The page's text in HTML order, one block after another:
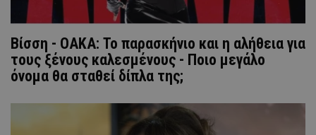
Βίσση - ΟΑΚΑ: Το παρασκήνιο και η αλήθεια για
τους ξένους καλεσμένους - Ποιο μεγάλο
όνομα θα σταθεί δίπλα της;